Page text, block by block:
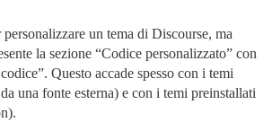
un tema di Discourse, ma
la sezione “Codice personalizzato” con
Questo accade spesso con i temi
una fonte esterna) e con i temi preinstallati